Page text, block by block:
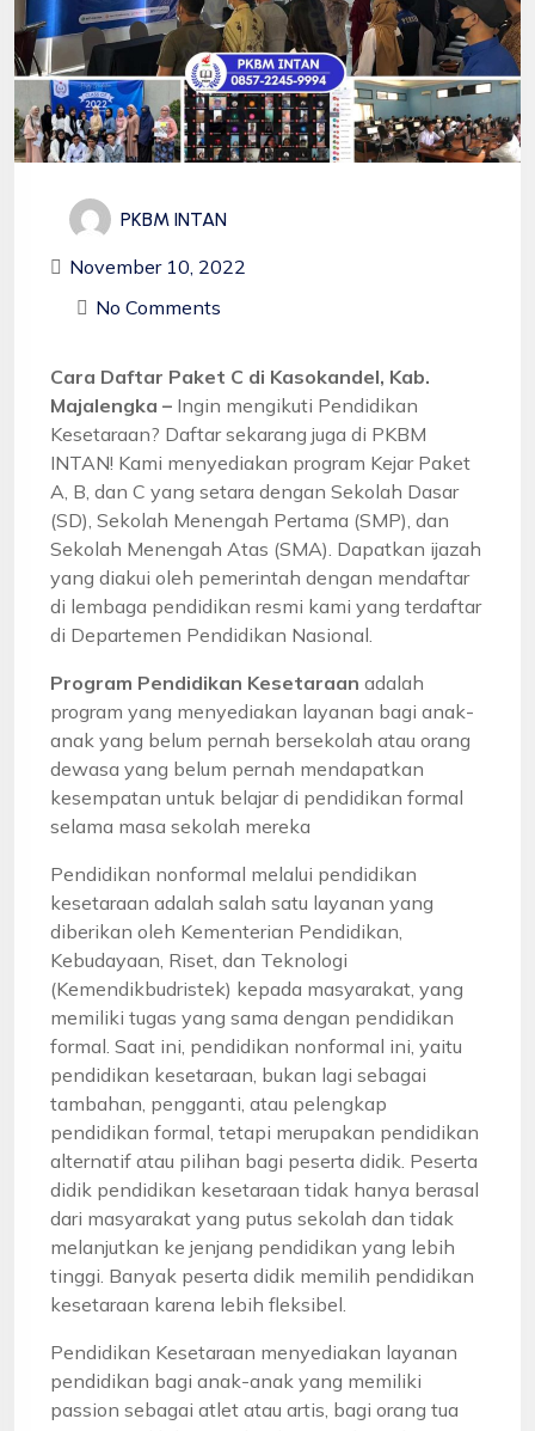
PKBM INTAN
November 10, 2022
No Comments
Cara Daftar Paket C di Kasokandel, Kab.
Majalengka – Ingin mengikuti Pendidikan
Kesetaraan? Daftar sekarang juga di PKBM
INTAN! Kami menyediakan program Kejar Paket
A, B, dan C yang setara dengan Sekolah Dasar
(SD), Sekolah Menengah Pertama (SMP), dan
Sekolah Menengah Atas (SMA). Dapatkan ijazah
yang diakui oleh pemerintah dengan mendaftar
di lembaga pendidikan resmi kami yang terdaftar
di Departemen Pendidikan Nasional.
Program Pendidikan Kesetaraan adalah
program yang menyediakan layanan bagi anak-
anak yang belum pernah bersekolah atau orang
dewasa yang belum pernah mendapatkan
kesempatan untuk belajar di pendidikan formal
selama masa sekolah mereka
Pendidikan nonformal melalui pendidikan
kesetaraan adalah salah satu layanan yang
diberikan oleh Kementerian Pendidikan,
Kebudayaan, Riset, dan Teknologi
(Kemendikbudristek) kepada masyarakat, yang
memiliki tugas yang sama dengan pendidikan
formal. Saat ini, pendidikan nonformal ini, yaitu
pendidikan kesetaraan, bukan lagi sebagai
tambahan, pengganti, atau pelengkap
pendidikan formal, tetapi merupakan pendidikan
alternatif atau pilihan bagi peserta didik. Peserta
didik pendidikan kesetaraan tidak hanya berasal
dari masyarakat yang putus sekolah dan tidak
melanjutkan ke jenjang pendidikan yang lebih
tinggi. Banyak peserta didik memilih pendidikan
kesetaraan karena lebih fleksibel.
Pendidikan Kesetaraan menyediakan layanan
pendidikan bagi anak-anak yang memiliki
passion sebagai atlet atau artis, bagi orang tua